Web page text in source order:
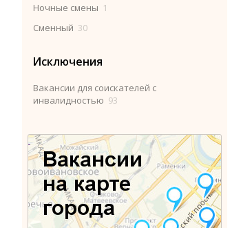
Ночные смены 1
Сменный 30
Исключения
Вакансии для соискателей с
инвалидностью 93